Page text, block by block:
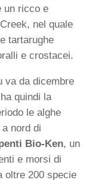
un ricco e
nel quale
tartarughe
e crostacei.
va da dicembre
quindi la
le alghe
nord di
Bio-Ken, un
e morsi di
oltre 200 specie